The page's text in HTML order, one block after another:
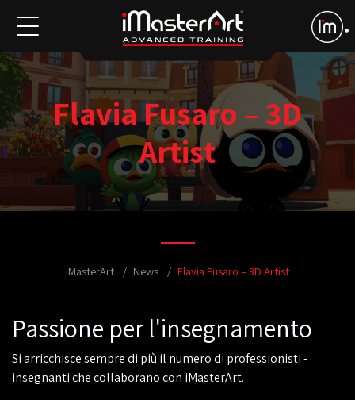
Flavia Fusaro – 3D
Artist
iMasterArt News Flavia Fusaro – 3D Artist
Passione per l'insegnamento
Si arricchisce sempre di più il numero di professionisti -
insegnanti che collaborano con iMasterArt.